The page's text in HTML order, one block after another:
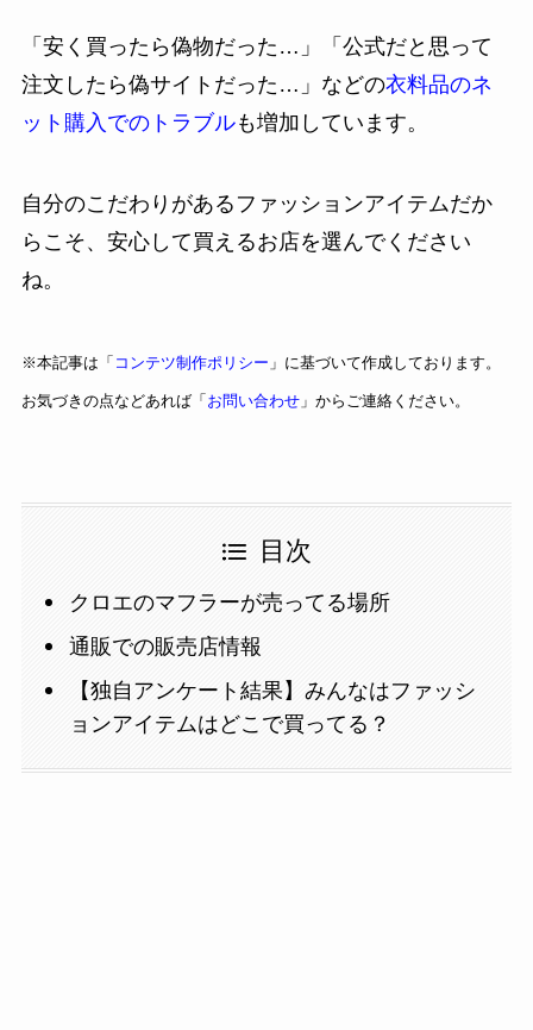
「安く買ったら偽物だった…」「公式だと思って
注文したら偽サイトだった…」などの衣料品のネ
ット購入でのトラブルも増加しています。
自分のこだわりがあるファッションアイテムだか
らこそ、安心して買えるお店を選んでください
ね。
※本記事は「 コンテツ制作ポリシー 」に基づいて作成しております。
お気づきの点などあれば「お問い合わせ」からご連絡ください。
目次
クロエのマフラーが売ってる場所
通販での販売店情報
【独自アンケート結果】みんなはファッシ
ョンアイテムはどこで買ってる？